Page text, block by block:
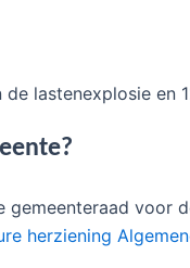
lastenexplosie en
voor
herziening